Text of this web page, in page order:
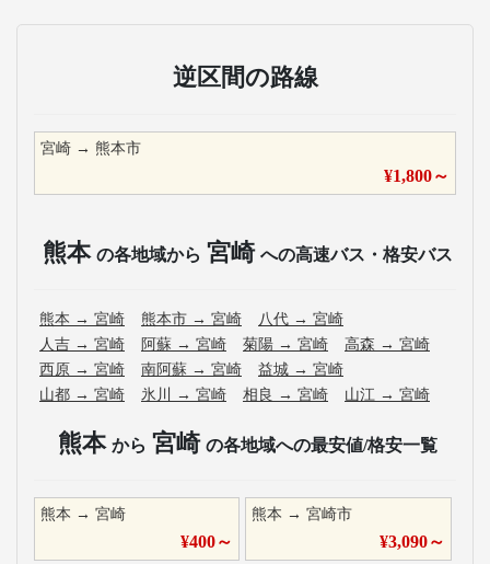
逆区間の路線
宮崎 → 熊本市
¥1,800～
熊本 の各地域から 宮崎 への高速バス・格安バス
熊本 → 宮崎 熊本市 → 宮崎 八代 → 宮崎
人吉 → 宮崎 阿蘇 → 宮崎 菊陽 → 宮崎 高森 → 宮崎
西原 → 宮崎 南阿蘇 → 宮崎 益城 → 宮崎
山都 → 宮崎 氷川 → 宮崎 相良 → 宮崎 山江 → 宮崎
熊本 から 宮崎 の各地域への最安値/格安一覧
熊本 → 宮崎
¥400～
熊本 →宮崎市
¥3,090～